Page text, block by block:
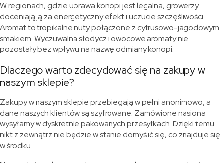
W regionach, gdzie uprawa konopi jest legalna, growerzy
doceniają ją za energetyczny efekt i uczucie szczęśliwości.
Aromat to tropikalne nuty połączone z cytrusowo-jagodowym
smakiem. Wyczuwalna słodycz i owocowe aromaty nie
pozostały bez wpływu na nazwę odmiany konopi.
Dlaczego warto zdecydować się na zakupy w
naszym sklepie?
Zakupy w naszym sklepie przebiegają w pełni anonimowo, a
dane naszych klientów są szyfrowane. Zamówione nasiona
wysyłamy w dyskretnie pakowanych przesyłkach. Dzięki temu
nikt z zewnątrz nie będzie w stanie domyślić się, co znajduje się
w środku.